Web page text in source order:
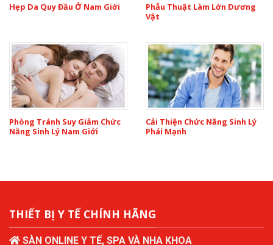
Hẹp Da Quy Đầu Ở Nam Giới
Phẫu Thuật Làm Lớn Dương
Vật
Phòng Tránh Suy Giảm Chức
Năng Sinh Lý Nam Giới
Cải Thiện Chức Năng Sinh Lý
Phái Mạnh
THIẾT BỊ Y TẾ CHÍNH HÃNG
SÀN ONLINE Y TẾ, SPA VÀ NHA KHOA